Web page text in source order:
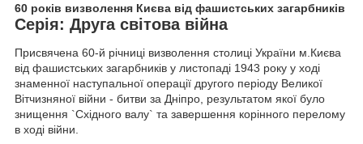
60 років визволення Києва від фашистських загарбників
Серія: Друга світова війна
Присвячена 60-й річниці визволення столиці України м.Києва
від фашистських загарбників у листопаді 1943 року у ході
знаменної наступальної операції другого періоду Великої
Вітчизняної війни - битви за Дніпро, результатом якої було
знищення `Східного валу` та завершення корінного перелому
в ході війни.